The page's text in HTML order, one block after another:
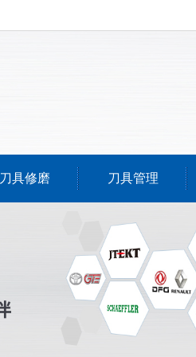
刀具修磨 刀具管理